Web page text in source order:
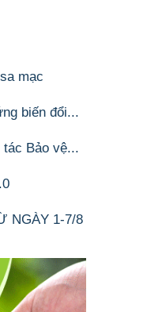
mạc
biến đổi...
tác Bảo vệ...
NGÀY 1-7/8